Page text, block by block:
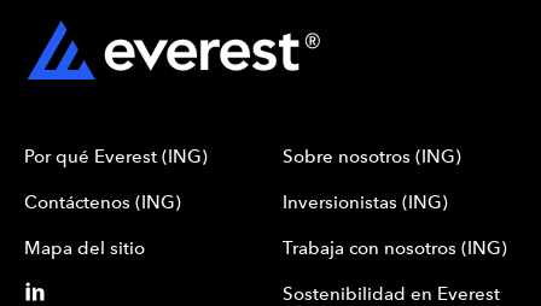
Por qué Everest (ING)
Contáctenos (ING)
Mapa del sitio
Sobre nosotros (ING)
Inversionistas (ING)
Trabaja con nosotros (ING)
Sostenibilidad en Everest